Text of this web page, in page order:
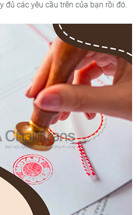
đủ các yêu cầu trên của bạn rồi đó.